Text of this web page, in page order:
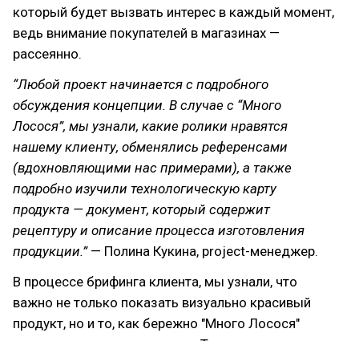
который будет вызвать интерес в каждый момент,
ведь внимание покупателей в магазинах —
рассеянно.
“Любой проект начинается с подробного
обсуждения концепции. В случае с “Много
Лосося”, мы узнали, какие ролики нравятся
нашему клиенту, обменялись референсами
(вдохновляющими нас примерами), а также
подробно изучили технологическую карту
продукта — документ, который содержит
рецептуру и описание процесса изготовления
продукции.”— Полина Кукина, project-менеджер.
В процессе брифинга клиента, мы узнали, что
важно не только показать визуально красивый
продукт, но и то, как бережно "Много Лосося"